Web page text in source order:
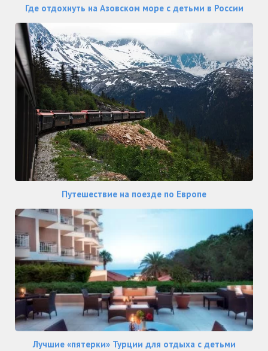
Где отдохнуть на Азовском море с детьми в России
Путешествие на поезде по Европе
Лучшие «пятерки» Турции для отдыха с детьми